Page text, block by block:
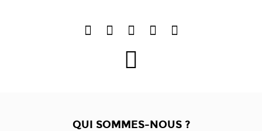
QUI SOMMES-NOUS ?